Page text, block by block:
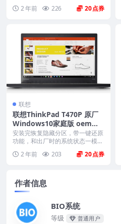
2 年前 226 20
联想
联想ThinkPad T470P 原厂
Windows10家庭版 oem系
统镜像下载
安装完恢复隐藏分区，带一键还原
功能，和出厂时的系统状态一模一
2 年前 203 20
作者信息
BIO系统
等级 普通用户